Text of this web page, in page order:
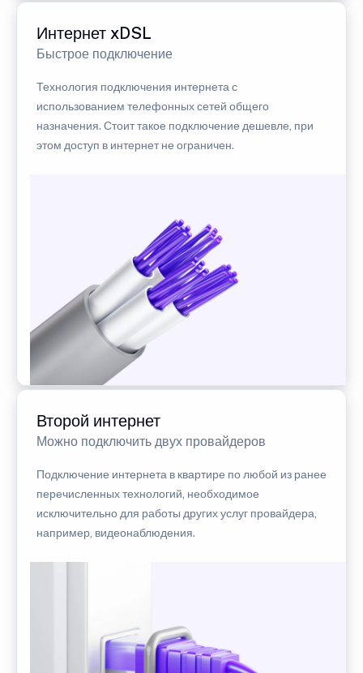
Интернет xDSL
Быстрое подключение
Технология подключения интернета с
использованием телефонных сетей общего
назначения. Стоит такое подключение дешевле, при
этом доступ в интернет не ограничен.
Второй интернет
Можно подключить двух провайдеров
Подключение интернета в квартире по любой из ранее
перечисленных технологий, необходимое
исключительно для работы других услуг провайдера,
например, видеонаблюдения.